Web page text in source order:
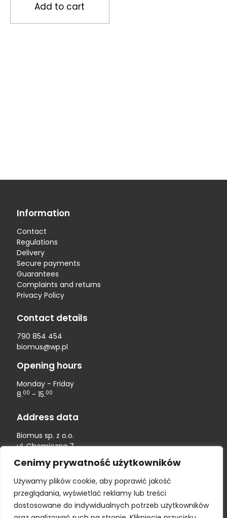
Cenimy prywatność użytkowników
Używamy plików cookie, aby poprawić jakość
przeglądania, wyświetlać reklamy lub treści
dostosowane do indywidualnych potrzeb użytkowników
Add to cart
Information
Contact
Regulations
Delivery
Secure payments
Guarantees
Complaints and returns
Privacy Policy
Contact details
790 854 454
biomus@wp.pl
Opening hours
Monday - Friday
8.00 - 15.00
Address data
Biomus sp. z o.o.
ul. Chemiczna 7
20-329 Lublin
Bank account
mBank:
PL 18 1140 2004 0000 3302 7520 6158